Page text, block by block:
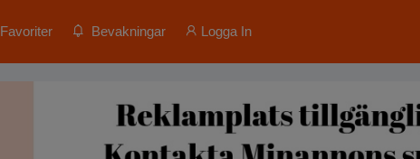
Favoriter Bevakningar Logga In